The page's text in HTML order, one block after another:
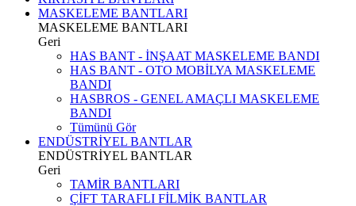
MASKELEME BANTLARI
MASKELEME BANTLARI
Geri
HAS BANT - İNŞAAT MASKELEME BANDI
HAS BANT - OTO MOBİLYA MASKELEME
BANDI
HASBROS - GENEL AMAÇLI MASKELEME
BANDI
Tümünü Gör
ENDÜSTRİYEL BANTLAR
ENDÜSTRİYEL BANTLAR
Geri
TAMİR BANTLARI
ÇİFT TARAFLI FİLMİK BANTLAR